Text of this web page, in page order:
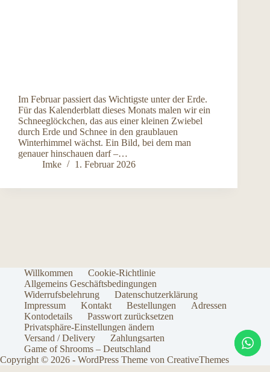
Im Februar passiert das Wichtigste unter der Erde.
Für das Kalenderblatt dieses Monats malen wir ein
Schneeglöckchen, das aus einer kleinen Zwiebel
durch Erde und Schnee in den graublauen
Winterhimmel wächst. Ein Bild, bei dem man
genauer hinschauen darf –…
Imke
1. Februar 2026
Willkommen
Cookie-Richtlinie
Allgemeins Geschäftsbedingungen
Widerrufsbelehrung
Datenschutzerklärung
Impressum
Kontakt Bestellungen
Adressen
Kontodetails
Passwort zurücksetzen
Privatsphäre-Einstellungen ändern
Versand / Delivery
Zahlungsarten
Game of Shrooms – Deutschland
Copyright © 2026 - WordPress Theme von CreativeThemes